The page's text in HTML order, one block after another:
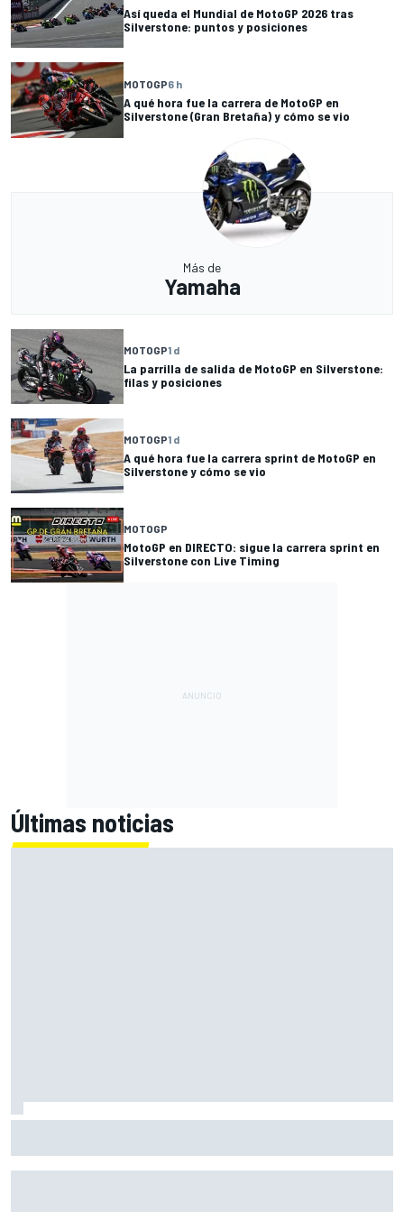
Así queda el Mundial de MotoGP 2026 tras
Silverstone: puntos y posiciones
MOTOGP6 h
A qué hora fue la carrera de MotoGP en
Silverstone (Gran Bretaña) y cómo se vio
Más de
Yamaha
MOTOGP1 d
La parrilla de salida de MotoGP en Silverstone:
filas y posiciones
MOTOGP1 d
A qué hora fue la carrera sprint de MotoGP en
Silverstone y cómo se vio
MOTOGP
MotoGP en DIRECTO: sigue la carrera sprint en
Silverstone con Live Timing
Últimas noticias